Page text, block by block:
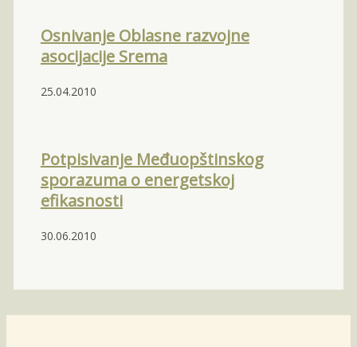
Osnivanje Oblasne razvojne
asocijacije Srema
25.04.2010
Potpisivanje Međuopštinskog
sporazuma o energetskoj
efikasnosti
30.06.2010